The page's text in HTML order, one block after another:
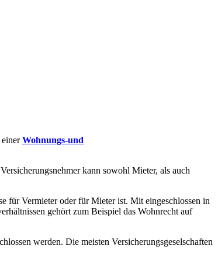
einerWohnungs-und
kann sowohl Mieter, als auch
für Vermieter oder für Mieter ist. Mit eingeschlossen in
gehört zum Beispiel das Wohnrecht auf
werden. Die meisten Versicherungsgeselschaften